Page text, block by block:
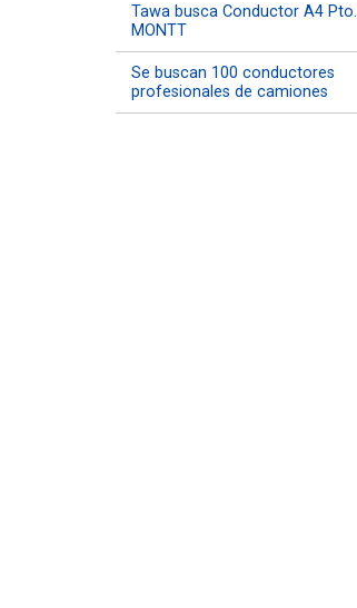
Tawa busca Conductor A4 Pto.
MONTT
Se buscan 100 conductores
profesionales de camiones